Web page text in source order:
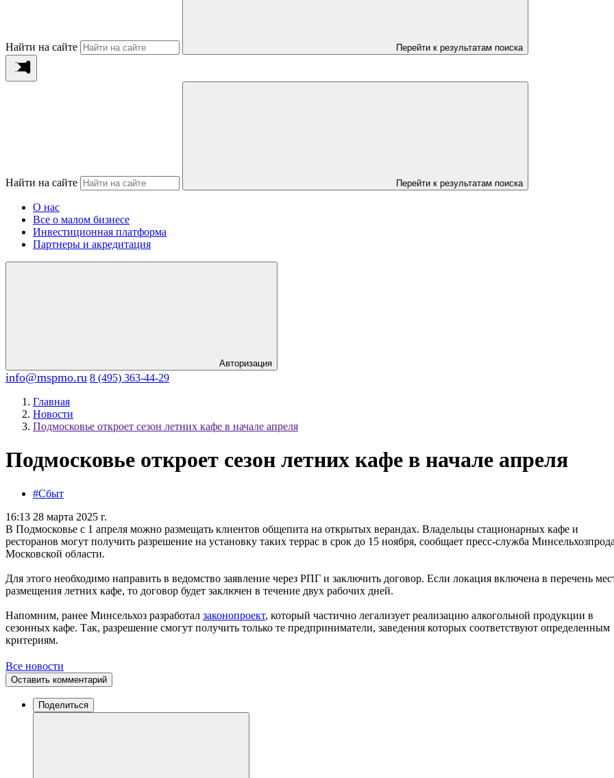
Найти на сайте Перейти к результатам поиска
Найти на сайте Перейти к результатам поиска
О нас
Все о малом бизнесе
Инвестиционная платформа
Партнеры и акредитация
Авторизация
info@mspmo.ru 8 (495) 363-44-29
Главная
Новости
Подмосковье откроет сезон летних кафе в начале апреля
Подмосковье откроет сезон летних кафе в начале апреля
#Сбыт
16:13 28 марта 2025 г.
В Подмосковье с 1 апреля можно размещать клиентов общепита на открытых верандах. Владельцы стационарных кафе и
ресторанов могут получить разрешение на установку таких террас в срок до 15 ноября, сообщает пресс-служба
Московской области.
Для этого необходимо направить в ведомство заявление через РПГ и заключить договор. Если локация включена в перечень
размещения летних кафе, то договор будет заключен в течение двух рабочих дней.
Напомним, ранее Минсельхоз разработал законопроект, который частично легализует реализацию алкогольной продукции в
сезонных кафе. Так, разрешение смогут получить только те предприниматели, заведения которых соответствуют определенным
критериям.
Все новости
Оставить комментарий
Поделиться